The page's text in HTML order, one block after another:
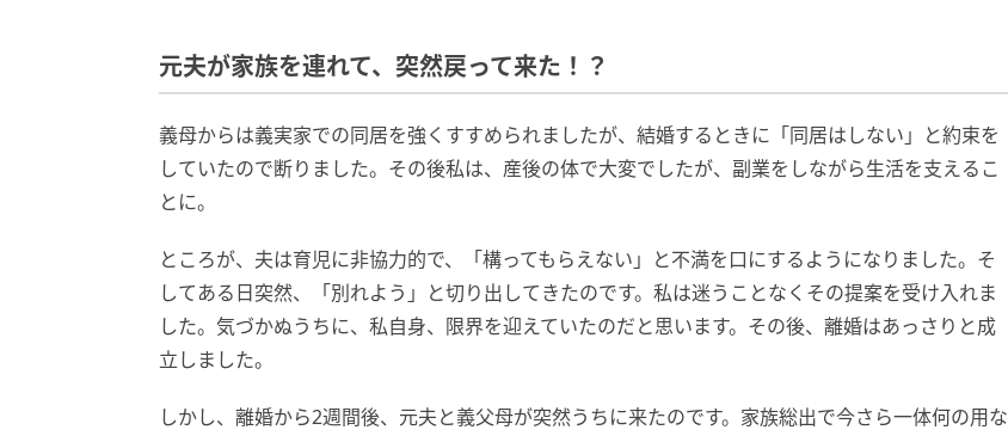
元夫が家族を連れて、突然戻って来た！？
義母からは義実家での同居を強くすすめられましたが、結婚するときに「同居はしない」と約束を
していたので断りました。その後私は、産後の体で大変でしたが、副業をしながら生活を支えるこ
とに。
ところが、夫は育児に非協力的で、「構ってもらえない」と不満を口にするようになりました。そ
してある日突然、「別れよう」と切り出してきたのです。私は迷うことなくその提案を受け入れま
した。気づかぬうちに、私自身、限界を迎えていたのだと思います。その後、離婚はあっさりと成
立しました。
しかし、離婚から2週間後、元夫と義父母が突然うちに来たのです。家族総出で今さら一体何の用な